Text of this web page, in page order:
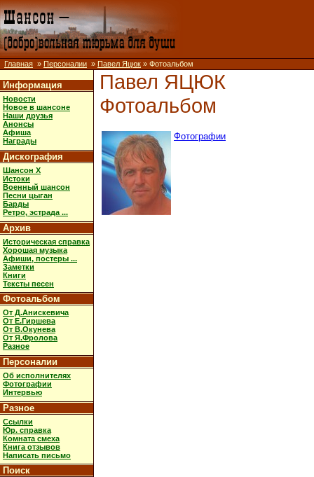
Главная » Персоналии » Павел Яцюк » Фотоальбом
Информация
Новости
Новое в шансоне
Наши друзья
Анонсы
Афиша
Награды
Дискография
Шансон X
Истоки
Военный шансон
Песни цыган
Барды
Ретро, эстрада ...
Архив
Историческая справка
Хорошая музыка
Афиши, постеры ...
Заметки
Книги
Тексты песен
Фотоальбом
От Д.Анискевича
От Е.Гиршева
От В.Окунева
От Я.Фролова
Разное
Персоналии
Об исполнителях
Фотографии
Интервью
Разное
Ссылки
Юр. справка
Комната смеха
Книга отзывов
Написать письмо
Поиск
Павел ЯЦЮК
Фотоальбом
Фотографии